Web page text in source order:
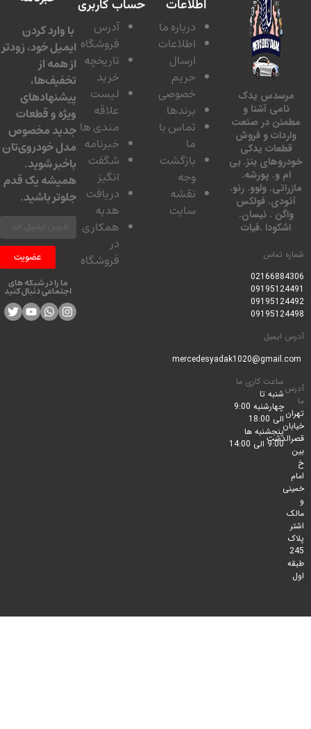
یدک
آشنا و
در صنعت
و فروش
یدکی
بنز. بی
و. پورشه.
ولوو. رنو.
فولکس
. نیسان.
.فیات
تماس
ساعت کاری ما
شنبه تا
چهارشنبه 9:00
الی 18:00
پنجشنبه ها
9:00 الی 14:00
اطلاعات
درباره ما
اطلاعات
ارسال
حریم
خصوصی
برندها
تماس با
بازگشت
نقشه
سایت
حساب کاربری
آدرس
فروشگاه
تاریخچه
لیست
مندی ها
خبرنامه
شگفت
دریافت
همکاری
فروشگاه
با وارد کردن
ایمیل خود، زودتر
از همه از
تخفیف‌ها،
پیشنهادهای
ویژه و قطعات
جدید مخصوص
مدل خودروی‌تان
باخبر شوید.
همیشه یک قدم
جلوتر باشید.
عضویت
ما را در شبکه های
اجتماعی دنبال کنید